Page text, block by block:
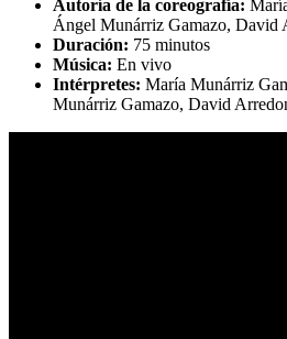
Autoría de la coreografía:
Ángel Munárriz Gamazo, David
Duración: 75 minutos
Música: En vivo
Intérpretes: María Munárriz
Munárriz Gamazo, David